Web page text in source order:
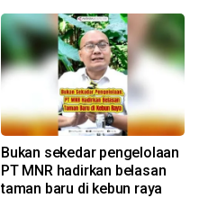
Bukan sekedar pengelolaan
PT MNR hadirkan belasan
taman baru di kebun raya